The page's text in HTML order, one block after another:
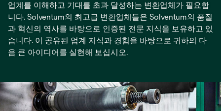
업계를 이해하고 기대를 초과 달성하는 변환업체가 필요합
니다. Solventum의 최고급 변환업체들은 Solventum의 품질
과 혁신의 역사를 바탕으로 인증된 전문 지식을 보유하고 있
습니다. 이 공유된 업계 지식과 경험을 바탕으로 귀하의 다
음 큰 아이디어를 실현해 보십시오.